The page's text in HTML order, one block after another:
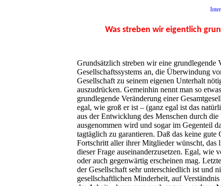
Was streben wir eigentlich
Grundsätzlich streben wir eine grundlegende
Gesellschaftssystems an, die Überwindung
Gesellschaft zu seinem eigenen Unterhalt
auszudrücken. Gemeinhin nennt man so
grundlegende Veränderung einer
egal, wie groß er ist – (ganz egal ist das
aus der Entwicklung des Menschen durch
ausgenommen wird und sogar im Gegenteil
tagtäglich zu garantieren. Daß das keine
Fortschritt aller ihrer Mitglieder wünscht, das
dieser Frage auseinanderzusetzen. Egal,
oder auch gegenwärtig erscheinen mag.
der Gesellschaft sehr unterschiedlich ist und
gesellschaftlichen Minderheit, auf